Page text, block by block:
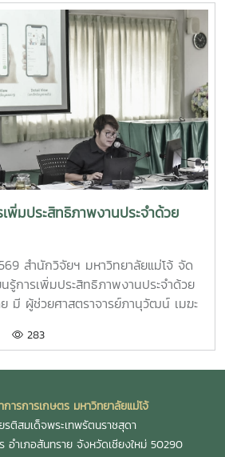
เพิ่มจากส่วนเหลือใช้การแปรรูปปลา
ดย รองศาสตราจารย์ ดร.ดวงพร อมร
ร4.โครงการ "การขยายสเกลการผลิต
ไลเสตสำหรับเป็นสารเสริมกระตุ้นการ
ตสาหกรรม" โดย รองศาสตราจารย์
หัวหน้าโครงการ5.โครงการ "การ
ภัณฑ์โพรไบโอติกต่อภาวะซึมเศร้า
ส้ในมารดาหลังคลอด" โดย รอง
ร อมรเลิศพิศาล หัวหน้า
คโนโลยีการอุ่นน้ำในระบบเพาะฟักพันธุ์
นและไฟฟ้าพลังงานแสงอาทิตย์ร่วมกับ
เพิ่มศักยภาพการผลิตพันธุ์ปลาเชิง
ราจารย์ ดร.สราวุธ พลวงษ์ศรี หัวหน้า
จัดตั้งกลุ่มในนาม? #กลุ่มอินทนินแม่
รอินทรีย์ฯเป็นพี่เลี้ยงกลุ่ม? และในที่
ผศ.ดร.ทองเลียน? บัวจูม? เป็น
สุนันทา? ศรีรัตนา? เป็นผู้ประสานงาน?
พิ่มประสิทธิภาพงานประจำด้วย
สำนักวิจัยฯ มหาวิทยาลัยแม่โจ้ จัด
รู้การเพิ่มประสิทธิภาพงานประจำด้วย
มี ผู้ช่วยศาสตราจารย์ภานุวัฒน์ เมฆะ
แลกเปลี่ยนเรียนรู้การจัดทำหนังสือ
การ โดยมี นายสมยศ มีสุข ผู้อำนวย
นางสุรีย์พร กิตติพิทยาพงศ์ หัวหน้างาน
างสาวเกศณี จิตรัตน์ รักษาการใน
ละพัสดุ เป็นวิทยากร เพื่อให้บุคลากร
283
ารการเกษตร มหาวิทยาลัยแม่โจ้
รติสมเด็จพระเทพรัตนราชสุดา
ำเภอสันทราย จังหวัดเชียงใหม่ 50290